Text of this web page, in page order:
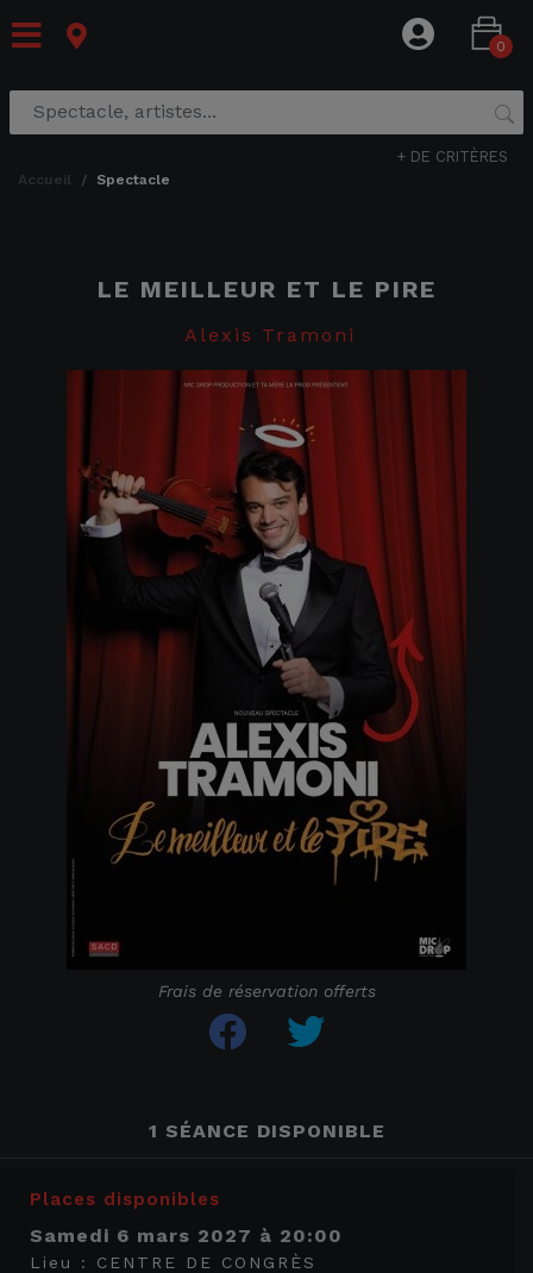
0
+ DE CRITÈRES
accueil spectacle
LE MEILLEUR ET LE PIRE
Alexis Tramoni
Frais de réservation offerts
1 SÉANCE DISPONIBLE
Places disponibles
samedi 6 mars 2027 à 20:00
Lieu : CENTRE DE CONGRÈS